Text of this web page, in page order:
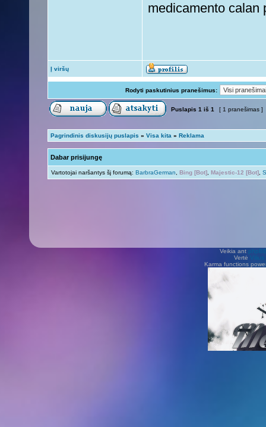
medicamento calan
Į viršų
Rodyti paskutinius pranešimus:
Puslapis 1 iš 1 [ 1 pranešimas ]
Pagrindinis diskusijų puslapis » Visa kita » Reklama
Dabar prisijungę
Vartotojai naršantys šį forumą: BarbraGerman Bing [Bot] Majestic-12 [Bot]
Veikia ant
Vertė Vilius
Karma functions